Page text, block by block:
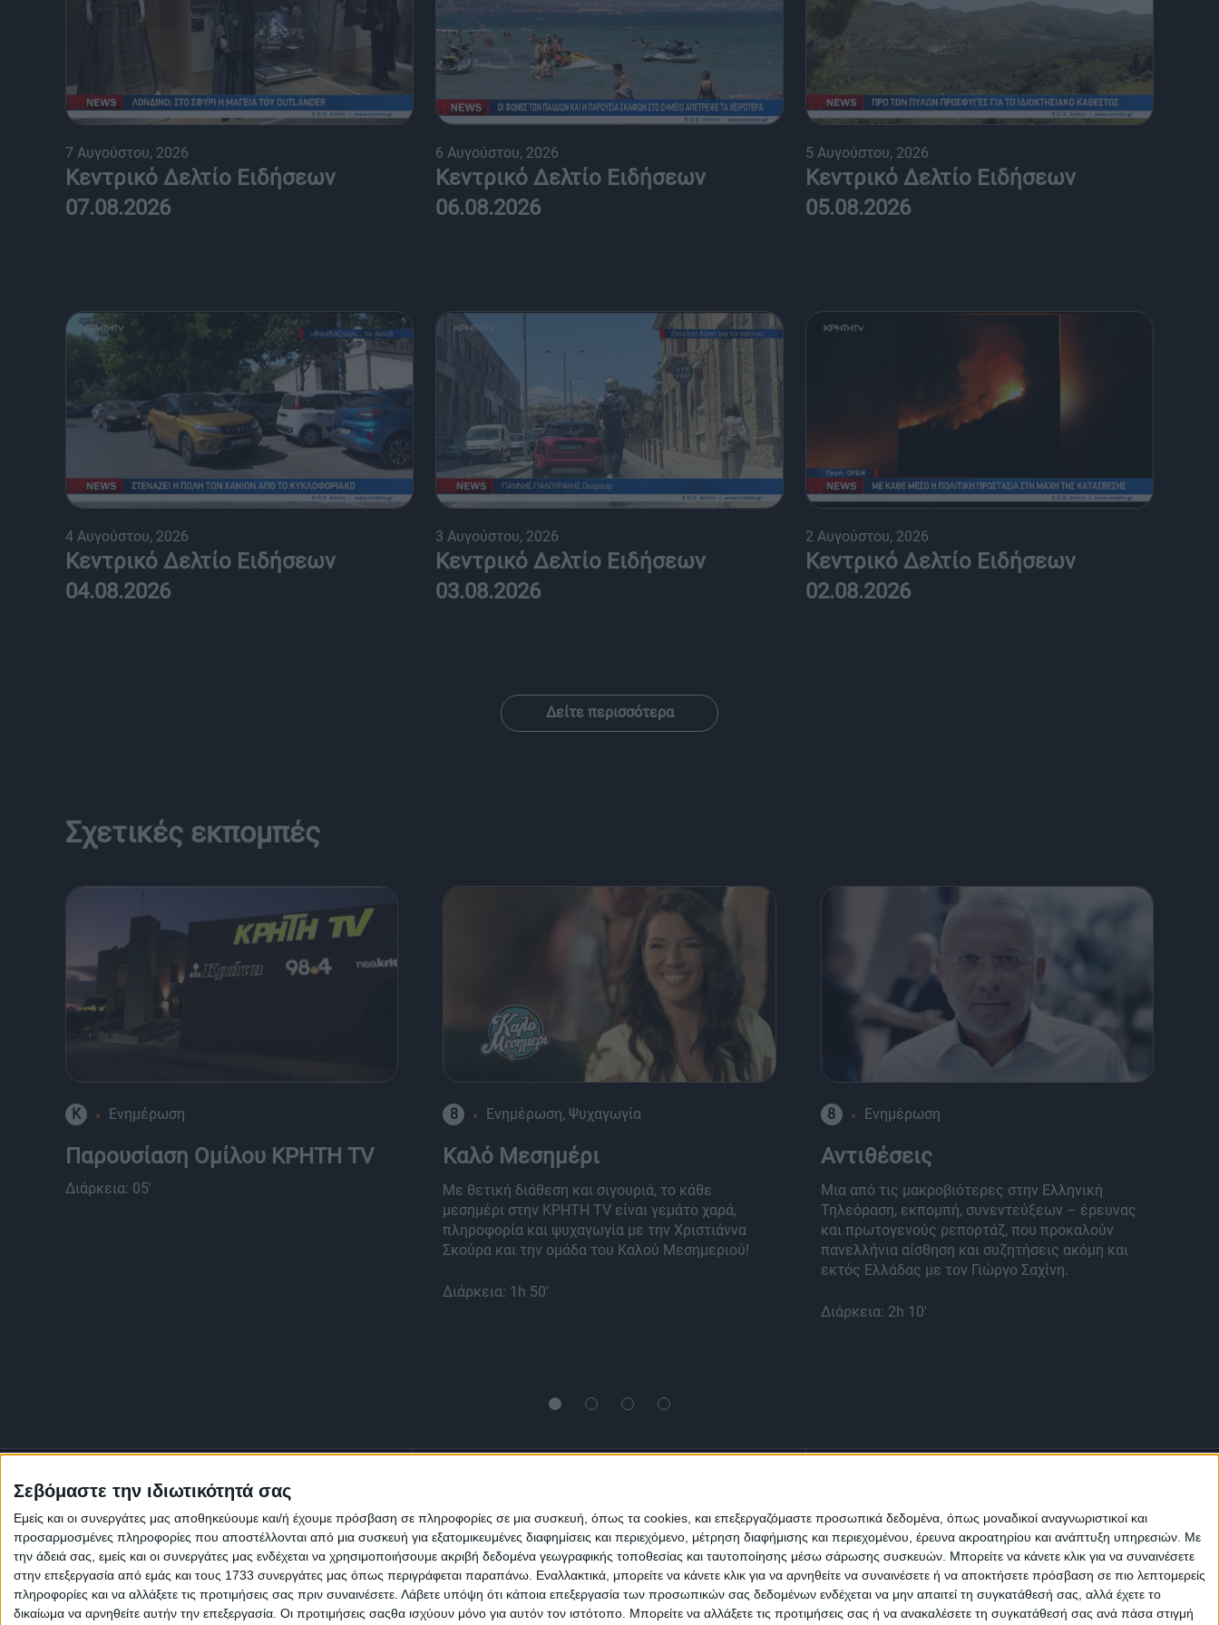
Σεβόμαστε την ιδιωτικότητά σας
Εμείς και οι συνεργάτες μας αποθηκεύουμε και/ή έχουμε πρόσβαση σε πληροφορίες σε μια συσκευή, όπως τα cookies, και επεξεργαζόμαστε προσωπικά δεδομένα, όπως μοναδικοί αναγνωριστικοί και
προσαρμοσμένες πληροφορίες που αποστέλλονται από μια συσκευή για εξατομικευμένες διαφημίσεις και περιεχόμενο, μέτρηση διαφήμισης και περιεχομένου, έρευνα ακροατηρίου και ανάπτυξη υπηρεσιών. Με
την άδειά σας, εμείς και οι συνεργάτες μας ενδέχεται να χρησιμοποιήσουμε ακριβή δεδομένα γεωγραφικής τοποθεσίας και ταυτοποίησης μέσω σάρωσης συσκευών. Μπορείτε να κάνετε κλικ για να συναινέσετε
στην επεξεργασία από εμάς και τους 1733 συνεργάτες μας όπως περιγράφεται παραπάνω. Εναλλακτικά, μπορείτε να κάνετε κλικ για να αρνηθείτε να συναινέσετε ή να αποκτήσετε πρόσβαση σε πιο λεπτομερείς
πληροφορίες και να αλλάξετε τις προτιμήσεις σας πριν συναινέσετε. Λάβετε υπόψη ότι κάποια επεξεργασία των προσωπικών σας δεδομένων ενδέχεται να μην απαιτεί τη συγκατάθεσή σας, αλλά έχετε το
δικαίωμα να αρνηθείτε αυτήν την επεξεργασία. Οι προτιμήσεις σαςθα ισχύουν μόνο για αυτόν τον ιστότοπο. Μπορείτε να αλλάξετε τις προτιμήσεις σας ή να ανακαλέσετε τη συγκατάθεσή σας ανά πάσα στιγμή
7 Αυγούστου, 2026
Κεντρικό Δελτίο Ειδήσεων
07.08.2026
6 Αυγούστου, 2026
Κεντρικό Δελτίο Ειδήσεων
06.08.2026
5 Αυγούστου, 2026
Κεντρικό Δελτίο Ειδήσεων
05.08.2026
4 Αυγούστου, 2026
Κεντρικό Δελτίο Ειδήσεων
04.08.2026
3 Αυγούστου, 2026
Κεντρικό Δελτίο Ειδήσεων
03.08.2026
2 Αυγούστου, 2026
Κεντρικό Δελτίο Ειδήσεων
02.08.2026
Δείτε περισσότερα
Σχετικές εκπομπές
K Ενημέρωση
Παρουσίαση Ομίλου ΚΡΗΤΗ TV
Διάρκεια: 05'
8 Ενημέρωση, Ψυχαγωγία
Καλό Μεσημέρι
Με θετική διάθεση και σιγουριά, το κάθε
μεσημέρι στην ΚΡΗΤΗ TV είναι γεμάτο χαρά,
πληροφορία και ψυχαγωγία με την Χριστιάννα
Σκούρα και την ομάδα του Καλού Μεσημεριού!
Διάρκεια: 1h 50'
8 Ενημέρωση
Αντιθέσεις
Μια από τις μακροβιότερες στην Ελληνική
Τηλεόραση, εκπομπή, συνεντεύξεων – έρευνας
και πρωτογενούς ρεπορτάζ, που προκαλούν
πανελλήνια αίσθηση και συζητήσεις ακόμη και
εκτός Ελλάδας με τον Γιώργο Σαχίνη.
Διάρκεια: 2h 10'
Classics Επικοινωνία
Trailers
Μ.Η.Τ.
242814